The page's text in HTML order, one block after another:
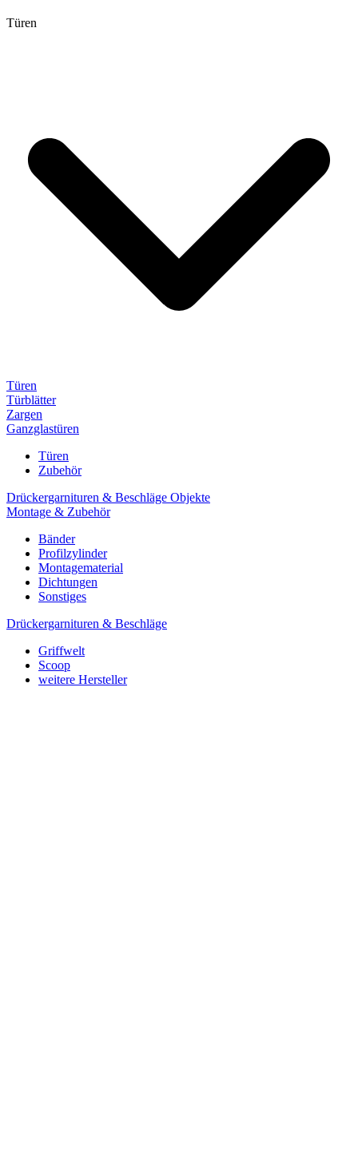
Türen
Türen
Türblätter
Zargen
Ganzglastüren
Türen
Zubehör
Drückergarnituren & Beschläge Objekte
Montage & Zubehör
Bänder
Profilzylinder
Montagematerial
Dichtungen
Sonstiges
Drückergarnituren & Beschläge
Griffwelt
Scoop
weitere Hersteller